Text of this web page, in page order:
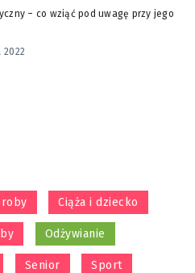
– co wziąć pod uwagę przy jego
Ciąża i dziecko
Odżywianie
Senior Sport